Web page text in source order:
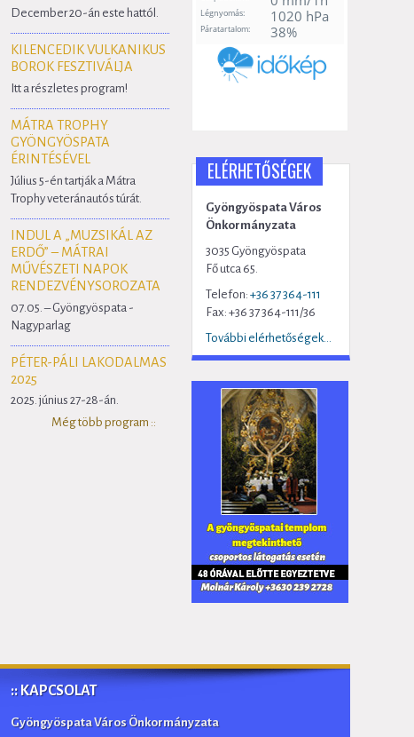
December 20-án este hattól.
KILENCEDIK VULKANIKUS
BOROK FESZTIVÁLJA
Itt a részletes program!
MÁTRA TROPHY
GYÖNGYÖSPATA
ÉRINTÉSÉVEL
Július 5-én tartják a Mátra
Trophy veteránautós túrát.
INDUL A „MUZSIKÁL AZ
ERDŐ” – MÁTRAI
MŰVÉSZETI NAPOK
RENDEZVÉNYSOROZATA
07.05. – Gyöngyöspata -
Nagyparlag
PÉTER-PÁLI LAKODALMAS
2025
2025. június 27-28-án.
Még több program ::
ELÉRHETŐSÉGEK
Gyöngyöspata Város
Önkormányzata
3035 Gyöngyöspata
Fő utca 65.
Telefon:+36 37 364-111
Fax: +36 37 364-111/36
További elérhetőségek...
:: KAPCSOLAT
Gyöngyöspata Város Önkormányzata